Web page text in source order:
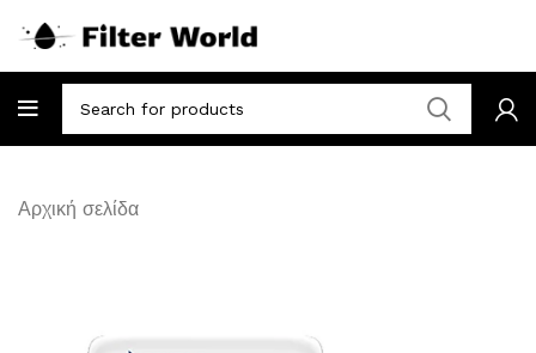
Αρχική σελίδα